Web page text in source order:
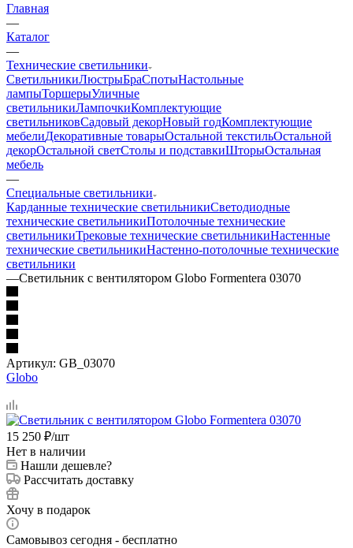
Главная
—
Каталог
—
Технические светильники
СветильникиЛюстрыБраСпотыНастольные
лампыТоршерыУличные
светильникиЛампочкиКомплектующие
светильниковСадовый декорНовый годКомплектующие
мебелиДекоративные товарыОстальной текстильОстальной
декорОстальной светСтолы и подставкиШторыОстальная
мебель
—
Специальные светильники
Карданные технические светильникиСветодиодные
технические светильникиПотолочные технические
светильникиТрековые технические светильникиНастенные
технические светильникиНастенно-потолочные технические
светильники
—Светильник с вентилятором Globo Formentera 03070
Артикул: GB_03070
Globo
15 250 ₽/шт
Нет в наличии
Нашли дешевле?
Рассчитать доставку
Хочу в подарок
Самовывоз сегодня - бесплатно